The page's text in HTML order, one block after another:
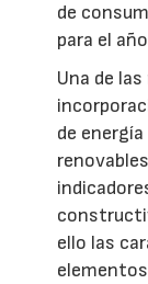
de
para el
Una de
de
ello las